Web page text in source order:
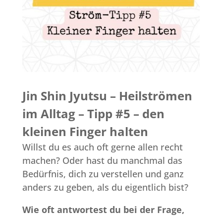
Jin Shin Jyutsu – Heilströmen
im Alltag – Tipp #5 – den
kleinen Finger halten
Willst du es auch oft gerne allen recht
machen? Oder hast du manchmal das
Bedürfnis, dich zu verstellen und ganz
anders zu geben, als du eigentlich bist?
Wie oft antwortest du bei der Frage,